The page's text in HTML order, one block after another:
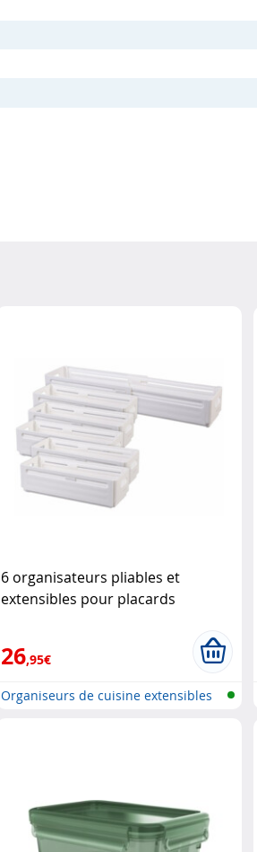
6 organisateurs pliables et
extensibles pour placards
26,95€
Organiseurs de cuisine extensibles